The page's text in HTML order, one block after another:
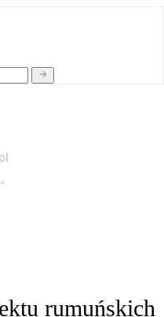
rumuńskich